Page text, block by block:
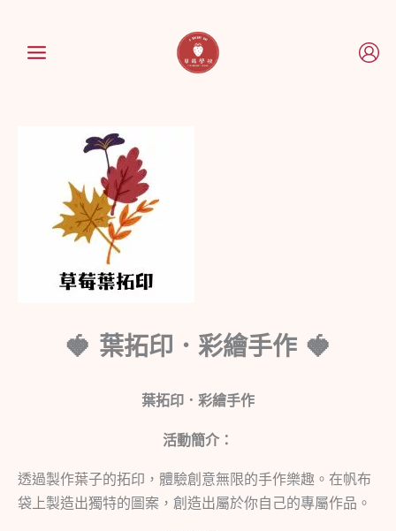
葉拓印．彩繪手作
葉拓印．彩繪手作
活動簡介：
透過製作葉子的拓印，體驗創意無限的手作樂趣。在帆布
袋上製造出獨特的圖案，創造出屬於你自己的專屬作品。